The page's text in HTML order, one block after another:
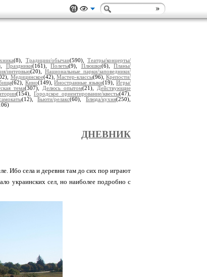
(8), Традиции/обычаи(590),Театры/концерты/
Праздники(161),Полеты(9), Плюшки(6),Планы/
интервью(20), Национальные парки/заповедники/
Медицинское(42), Мастер-классы(96), Крепости/
(62), Кино(149),Иностранные языки(19),Игры/
тема(307), Делюсь опытом(21), Действующие
(154), Городское ориентирование/квесты(47),
(12),Бьюти/релакс(60), Блюда/кухня(250),
ДНЕВНИК
Ибо села и деревни там до сих пор играют
украинских сел, но наиболее подробно с